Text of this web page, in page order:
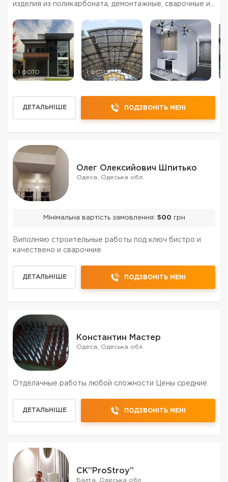
изделия из поликарбоната, демонтажные, сварочные и
индивидуальный подход, гарантия качества. На рынке
ремонтно-стро...
1 ФОТО 1 ФОТО 1 ФОТО
ДЕТАЛЬНІШЕ ПОДЗВОНІТЬ МЕНІ
Олег Олексийович Шпитько
Одеса, Одеська обл.
Мінімальна вартість замовлення: 500 грн
Виполняю строительные работы под ключ бистро и
качествено и сварочние
ДЕТАЛЬНІШЕ ПОДЗВОНІТЬ МЕНІ
Константин Мастер
Одеса, Одеська обл.
Отделачные работы любой сложности Цены средние.
ДЕТАЛЬНІШЕ ПОДЗВОНІТЬ МЕНІ
CK”ProStroy”
Балта, Одеська обл.